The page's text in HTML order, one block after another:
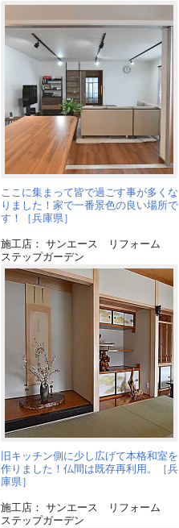
ここに集まって皆で過ごす事が多くな
りました！家で一番景色の良い場所で
す！［兵庫県］
施工店： サンエース リフォーム
ステップガーデン
旧キッチン側に少し広げて本格和室を
作りました！仏間は既存再利用。［兵
庫県］
施工店： サンエース リフォーム
ステップガーデン